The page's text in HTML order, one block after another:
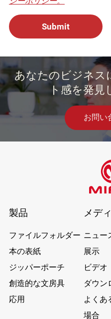
あなたのビジネス
ト感を発
お問い
製品
ファイルフォルダー
本の表紙
ジッパーポーチ
創造的な文房具
応用
メデ
ニュー
展示
ビデオ
ダウン
よくあ
場合